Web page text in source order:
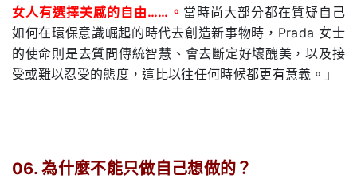
女人有選擇美感的自由…… 。 當時尚大部分都在質疑自己
如何在環保意識崛起的時代去創造新事物時， Prada 女士
的使命則是去質問傳統智慧、會去斷定好壞醜美，以及接
受或難以忍受的態度，這比以往任何時候都更有意義。」
06. 為什麼不能只做自己想做的？